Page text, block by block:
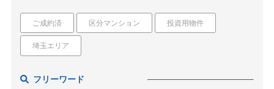
ご成約済 区分マンション 投資用物件
埼玉エリア
フリーワード